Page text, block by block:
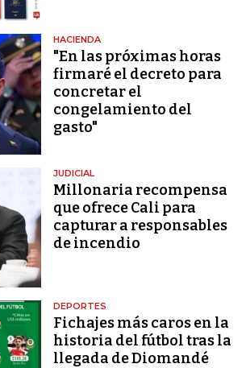
HACIENDA
"En las próximas horas
firmaré el decreto para
concretar el
congelamiento del
gasto"
JUDICIAL
Millonaria recompensa
que ofrece Cali para
capturar a responsables
de incendio
DEPORTES
Fichajes más caros en la
historia del fútbol tras la
llegada de Diomandé